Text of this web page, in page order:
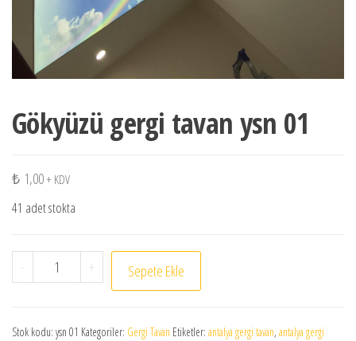
Gökyüzü gergi tavan ysn 01
₺ 1,00 + KDV
41 adet stokta
- Gökyüzü gergi tavan ysn 01 adet
+ Sepete Ekle
Stok kodu: ysn 01 Kategoriler: Gergi Tavan Etiketler: antalya gergi tavan, antalya gergi